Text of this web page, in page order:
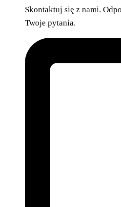
Skontaktuj się z nami.
Twoje pytania.